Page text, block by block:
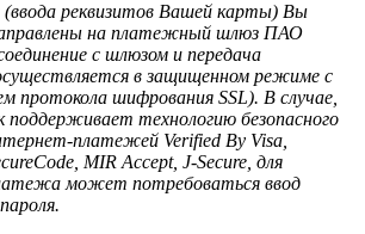
реквизитов Вашей карты) Вы
на платежный шлюз ПАО
с шлюзом и передача
в защищенном режиме с
протокола шифрования SSL). В случае,
поддерживает технологию безопасного
платежей Verified By Visa,
MIR Accept, J-Secure, для
может потребоваться ввод